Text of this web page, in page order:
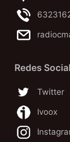
Redes
Twitter
Ivoox